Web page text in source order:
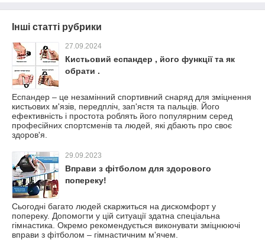
Інші статті рубрики
27.09.2024
Кистьовий еспандер , його функції та як
обрати .
Еспандер – це незамінний спортивний снаряд для зміцнення
кистьових м'язів, передпліч, зап'ястя та пальців. Його
ефективність і простота роблять його популярним серед
професійних спортсменів та людей, які дбають про своє
здоров'я.
29.09.2023
Вправи з фітболом для здорового
попереку!
Сьогодні багато людей скаржиться на дискомфорт у
попереку. Допомогти у цій ситуації здатна спеціальна
гімнастика. Окремо рекомендується виконувати зміцнюючі
вправи з фітболом – гімнастичним м'ячем.